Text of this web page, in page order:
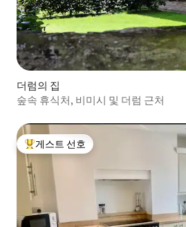
더럼의 집
숲속 휴식처, 비미시 및 더럼 근처
상위 게스트 선호
게스트 선호